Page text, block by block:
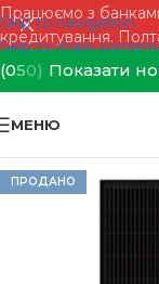
Skip to navigation
Skip to main content
Працюємо з
кредитування.
(050) Показати
МЕНЮ
ПРОДАНО